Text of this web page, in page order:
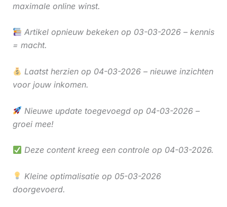
maximale online winst.
Artikel opnieuw bekeken op 03-03-2026 – kennis
= macht.
Laatst herzien op 04-03-2026 – nieuwe inzichten
voor jouw inkomen.
Nieuwe update toegevoegd op 04-03-2026 –
groei mee!
Deze content kreeg een controle op 04-03-2026.
Kleine optimalisatie op 05-03-2026
doorgevoerd.